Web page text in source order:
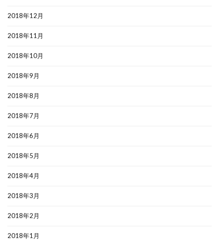
2018年12月
2018年11月
2018年10月
2018年9月
2018年8月
2018年7月
2018年6月
2018年5月
2018年4月
2018年3月
2018年2月
2018年1月